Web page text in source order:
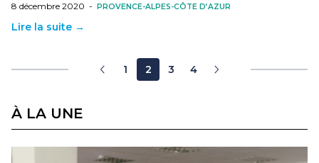
8 décembre 2020 - PROVENCE-ALPES-CÔTE D’AZUR
Lire la suite →
1 2 3 4
À LA UNE